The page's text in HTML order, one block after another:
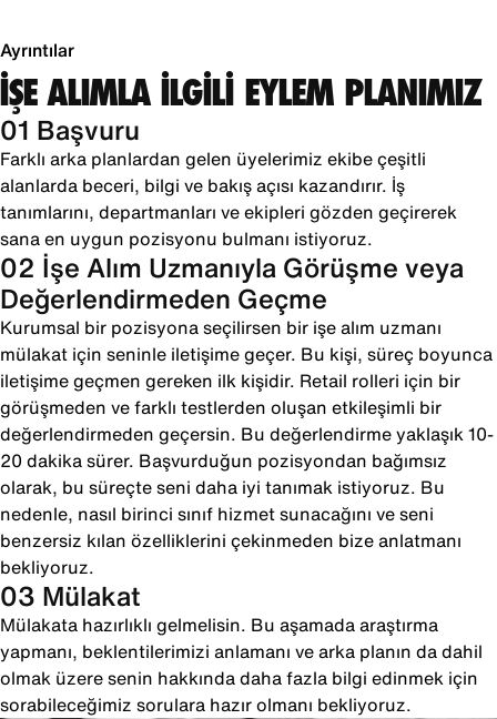
Ayrıntılar
İŞE ALIMLA İLGİLİ EYLEM PLANIMIZ
01 Başvuru
Farklı arka planlardan gelen üyelerimiz ekibe çeşitli
alanlarda beceri, bilgi ve bakış açısı kazandırır. İş
tanımlarını, departmanları ve ekipleri gözden geçirerek
sana en uygun pozisyonu bulmanı istiyoruz.
02 İşe Alım Uzmanıyla Görüşme veya
Değerlendirmeden Geçme
Kurumsal bir pozisyona seçilirsen bir işe alım uzmanı
mülakat için seninle iletişime geçer. Bu kişi, süreç boyunca
iletişime geçmen gereken ilk kişidir. Retail rolleri için bir
görüşmeden ve farklı testlerden oluşan etkileşimli bir
değerlendirmeden geçersin. Bu değerlendirme yaklaşık 10-
20 dakika sürer. Başvurduğun pozisyondan bağımsız
olarak, bu süreçte seni daha iyi tanımak istiyoruz. Bu
nedenle, nasıl birinci sınıf hizmet sunacağını ve seni
benzersiz kılan özelliklerini çekinmeden bize anlatmanı
bekliyoruz.
03 Mülakat
Mülakata hazırlıklı gelmelisin. Bu aşamada araştırma
yapmanı, beklentilerimizi anlamanı ve arka planın da dahil
olmak üzere senin hakkında daha fazla bilgi edinmek için
sorabileceğimiz sorulara hazır olmanı bekliyoruz.